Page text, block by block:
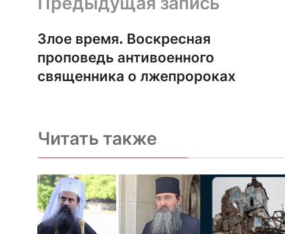
Злое время. Воскресная
проповедь антивоенного
священника о лжепророках
Читать также